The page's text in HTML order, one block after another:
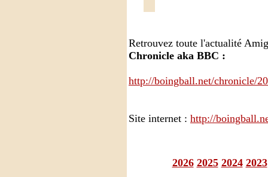
Retrouvez toute l'actualité
Chronicle aka BBC :
http://boingball.net/chronicle/
Site internet : http://
2026 2025 2024 2023